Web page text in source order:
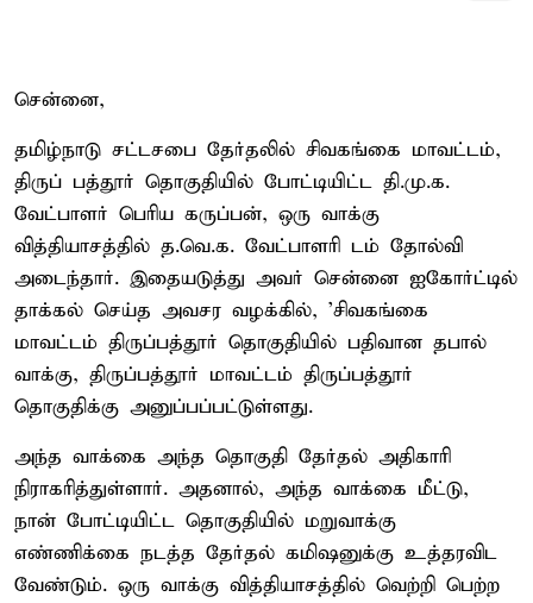
சென்னை,
தமிழ்நாடு சட்டசபை தேர்தலில் சிவகங்கை மாவட்டம்,
திருப் பத்தூர் தொகுதியில் போட்டியிட்ட தி.மு.க.
வேட்பாளர் பெரிய கருப்பன், ஒரு வாக்கு
வித்தியாசத்தில் த.வெ.க. வேட்பாளரி டம் தோல்வி
அடைந்தார். இதையடுத்து அவர் சென்னை ஐகோர்ட்டில்
தாக்கல் செய்த அவசர வழக்கில், 'சிவகங்கை
மாவட்டம் திருப்பத்தூர் தொகுதியில் பதிவான தபால்
வாக்கு, திருப்பத்தூர் மாவட்டம் திருப்பத்தூர்
தொகுதிக்கு அனுப்பப்பட்டுள்ளது.
அந்த வாக்கை அந்த தொகுதி தேர்தல் அதிகாரி
நிராகரித்துள்ளார். அதனால், அந்த வாக்கை மீட்டு,
நான் போட்டியிட்ட தொகுதியில் மறுவாக்கு
எண்ணிக்கை நடத்த தேர்தல் கமிஷனுக்கு உத்தரவிட
வேண்டும். ஒரு வாக்கு வித்தியாசத்தில் வெற்றி பெற்ற